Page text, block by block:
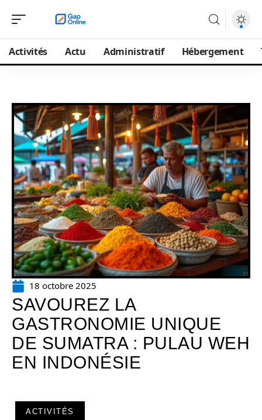
Activités Actu Administratif Hébergement
18 octobre 2025
SAVOUREZ LA
GASTRONOMIE UNIQUE
DE SUMATRA : PULAU WEH
EN INDONÉSIE
ACTIVITÉS